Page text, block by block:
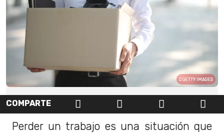
GETTY IMAGES
COMPARTE
Perder un trabajo es una situación que